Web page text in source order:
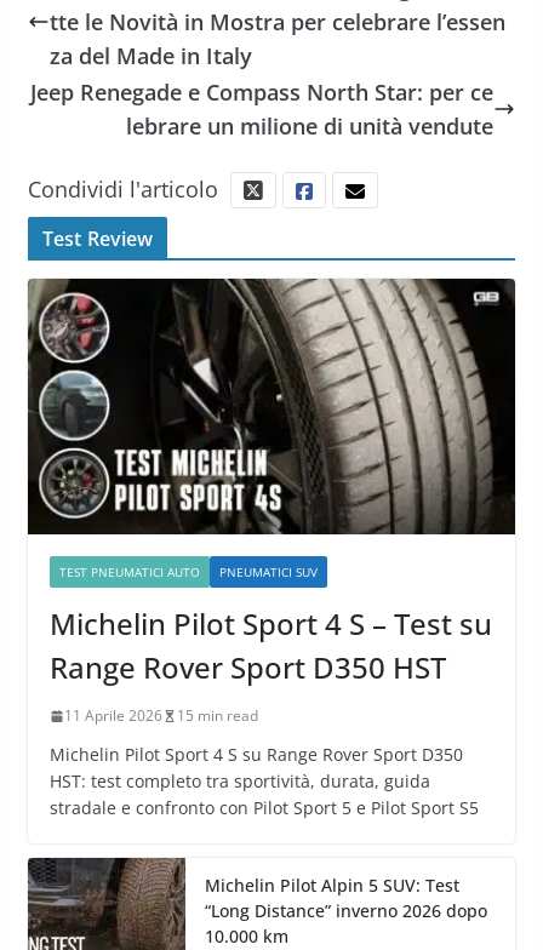
tte le Novità in Mostra per celebrare l’essen
za del Made in Italy
Jeep Renegade e Compass North Star: per ce
lebrare un milione di unità vendute
Condividi l'articolo
Test Review
TEST PNEUMATICI AUTO PNEUMATICI SUV
Michelin Pilot Sport 4 S – Test su
Range Rover Sport D350 HST
11 Aprile 2026 15 min read
Michelin Pilot Sport 4 S su Range Rover Sport D350
HST: test completo tra sportività, durata, guida
stradale e confronto con Pilot Sport 5 e Pilot Sport S5
Michelin Pilot Alpin 5 SUV: Test
“Long Distance” inverno 2026 dopo
10.000 km